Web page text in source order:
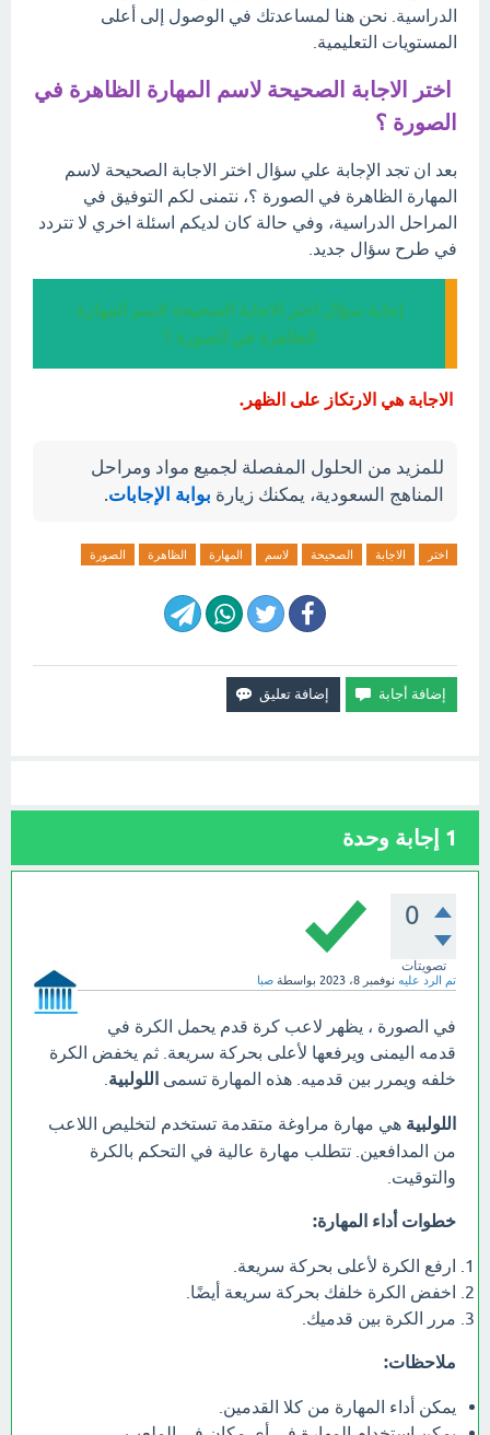
الدراسية. نحن هنا لمساعدتك في الوصول إلى أعلى
المستويات التعليمية.
اختر الاجابة الصحيحة لاسم المهارة الظاهرة في
الصورة ؟
بعد ان تجد الإجابة علي سؤال اختر الاجابة الصحيحة لاسم
المهارة الظاهرة في الصورة ؟، نتمنى لكم التوفيق في
المراحل الدراسية، وفي حالة كان لديكم اسئلة اخري لا تتردد
في طرح سؤال جديد.
إجابة سؤال اختر الاجابة الصحيحة لاسم المهارة
الظاهرة في الصورة ؟
الاجابة هي الارتكاز على الظهر.
للمزيد من الحلول المفصلة لجميع مواد ومراحل
المناهج السعودية، يمكنك زيارة بوابة الإجابات.
اختر الاجابة الصحيحة لاسم المهارة الظاهرة الصورة
1 إجابة وحدة
0
تصويتات
تم الرد عليه نوفمبر 8، 2023 بواسطة صبا
في الصورة ، يظهر لاعب كرة قدم يحمل الكرة في
قدمه اليمنى ويرفعها لأعلى بحركة سريعة. ثم يخفض الكرة
خلفه ويمرر بين قدميه. هذه المهارة تسمى اللولبية
اللولبية هي مهارة مراوغة متقدمة تستخدم لتخليص اللاعب
من المدافعين. تتطلب مهارة عالية في التحكم بالكرة
والتوقيت.
خطوات أداء المهارة:
ارفع الكرة لأعلى بحركة سريعة.
اخفض الكرة خلفك بحركة سريعة أيضًا.
مرر الكرة بين قدميك.
ملاحظات:
يمكن أداء المهارة من كلا القدمين.